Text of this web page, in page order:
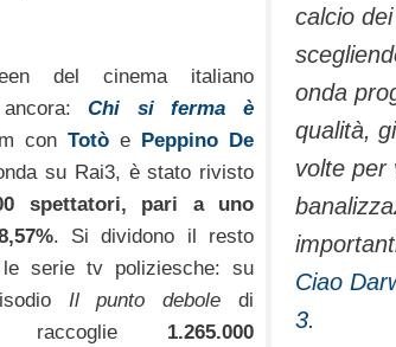
del cinema italiano
ancora:Chi si ferma è
con Totòe
Peppino De
su Rai3, è stato rivisto
spettatori, pari a uno
. Si dividono il resto
serie tv poliziesche: su
Il punto debole di
1.265.000
calcio
onda
qualità,
volte per
Ciao
3.